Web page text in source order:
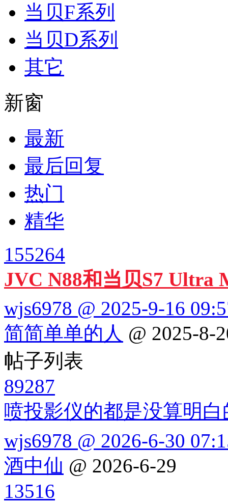
当贝F系列
当贝D系列
其它
新窗
最新
最后回复
热门
精华
155264
JVC N88和当贝S7 Ultra
wjs6978 @ 2025-9-16
简简单单的人 @ 2025-8-
帖子列表
89287
喷投影仪的都是没算明白
wjs6978 @ 2026-6-30
酒中仙 @ 2026-6-29
13516